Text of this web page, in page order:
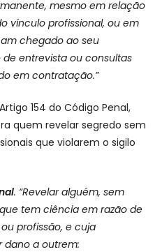
mesmo em relação
vínculo profissional, ou em
chegado ao seu
entrevista ou consultas
em contratação.”
154 do Código Penal,
quem revelar segredo sem
que violarem o sigilo
. “Revelar alguém, sem
tem ciência em razão de
profissão, e cuja
dano a outrem: